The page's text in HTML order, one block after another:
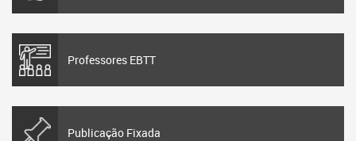
Professores EBTT
Publicação Fixada